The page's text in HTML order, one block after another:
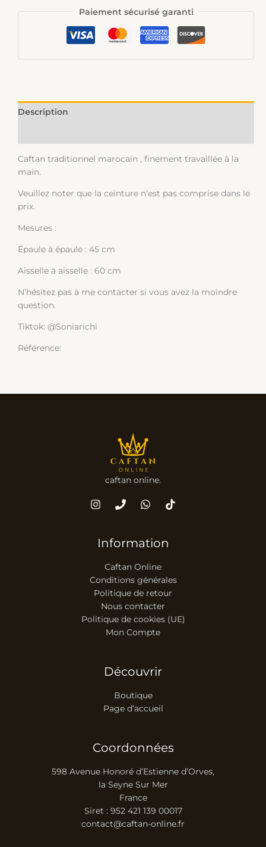
Paiement sécurisé garanti
Description
Caftan traditionnel marocain , finement travaillée à la
main.
Veuillez noter que la ceinture n’est pas comprise dans le
prix.
Mesures :
Épaule à épaule : 45 cm
Aisselle à aisselle : 60 cm
N’hésitez pas à me contacter si vous avez la moindre
question.
Tiktok: @Soniarichi
Référence:
caftan online.
Information
Caftan Online
Conditions générales
Politique de retour
Nous contacter
Politique de cookies (UE)
Mon Compte
Découvrir
Boutique
Page d’accueil
Coordonnées
598 Avenue Honoré d’Estienne d’Orves,
la Seyne Sur Mer
France
Siret : 952 421 139 00017
contact@caftan-online.fr